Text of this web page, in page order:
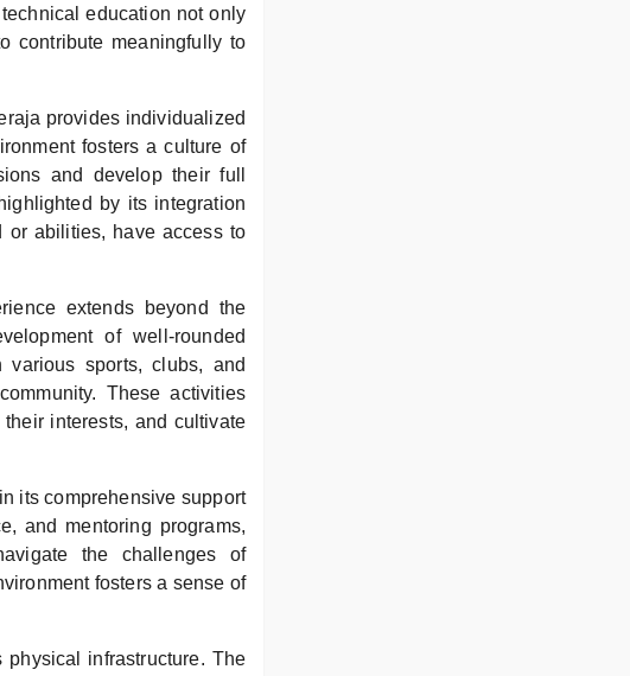
education not only
contribute meaningfully to
provides individualized
fosters a culture of
and develop their full
by its integration
or abilities, have access to
extends beyond the
of well-rounded
sports, clubs, and
These activities
interests, and cultivate
its comprehensive support
and mentoring programs,
the challenges of
fosters a sense of
physical infrastructure. The